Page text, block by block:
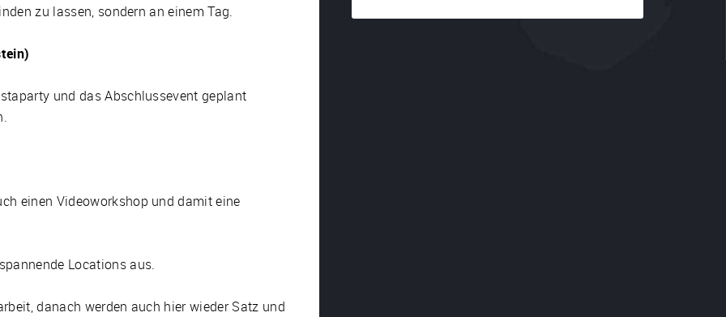
zu lassen, sondern an einem Tag.
und das Abschlussevent geplant
einen Videoworkshop und damit eine
Locations aus.
danach werden auch hier wieder Satz und